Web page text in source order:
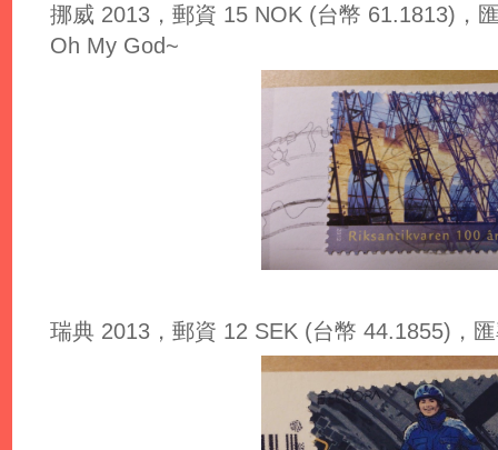
挪威 2013，郵資 15 NOK (台幣 61.1813)，
Oh My God~
瑞典 2013，郵資 12 SEK (台幣 44.1855)，